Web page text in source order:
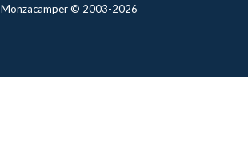
Monzacamper © 2003-2026